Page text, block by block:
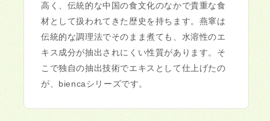
高く、伝統的な中国の食文化のなかで貴重な食
材として扱われてきた歴史を持ちます。燕窧は
伝統的な調理法でそのまま煮ても、水溶性のエ
キス成分が抽出されにくい性質があります。そ
こで独自の抽出技術でエキスとして仕上げたの
が、biencaシリーズです。